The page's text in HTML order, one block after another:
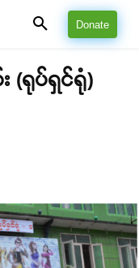
Donate
(ရုပ်ရှင်ရုံ)